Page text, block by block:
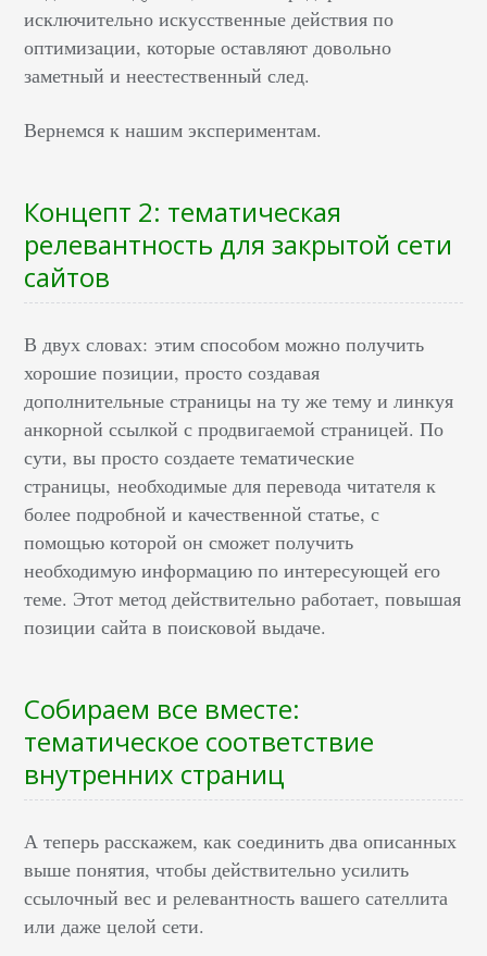
исключительно искусственные действия по
оптимизации, которые оставляют довольно
заметный и неестественный след.
Вернемся к нашим экспериментам.
Концепт 2: тематическая
релевантность для закрытой сети
сайтов
В двух словах: этим способом можно получить
хорошие позиции, просто создавая
дополнительные страницы на ту же тему и линкуя
анкорной ссылкой с продвигаемой страницей. По
сути, вы просто создаете тематические
страницы, необходимые для перевода читателя к
более подробной и качественной статье, с
помощью которой он сможет получить
необходимую информацию по интересующей его
теме. Этот метод действительно работает, повышая
позиции сайта в поисковой выдаче.
Собираем все вместе:
тематическое соответствие
внутренних страниц
А теперь расскажем, как соединить два описанных
выше понятия, чтобы действительно усилить
ссылочный вес и релевантность вашего сателлита
или даже целой сети.